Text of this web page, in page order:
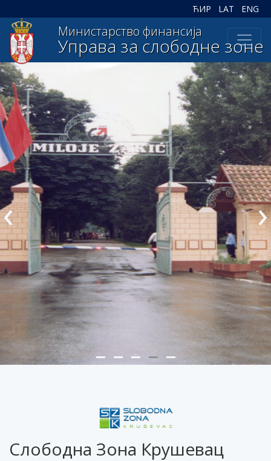
ЋИР LAT ENG
Министарство финансија
Управа за слободне зоне
‹ ›
Слободна Зона Крушевац